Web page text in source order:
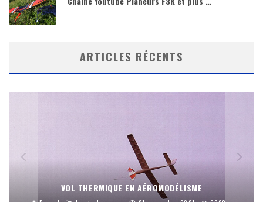
ARTICLES RÉCENTS
VOL THERMIQUE EN AÉROMODÉLISME